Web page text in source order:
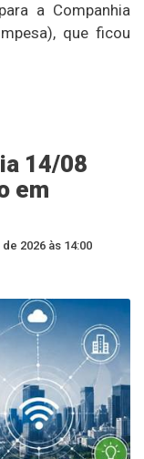
a Companhia
que ficou
14/08
em
2026 às 14:00